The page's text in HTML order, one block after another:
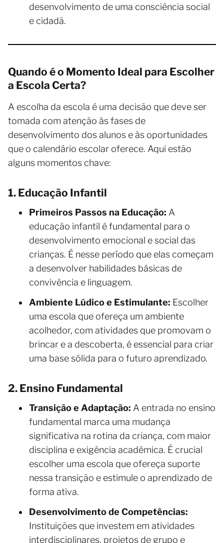
desenvolvimento de uma consciência social
e cidadã.
Quando é o Momento Ideal para Escolher
a Escola Certa?
A escolha da escola é uma decisão que deve ser
tomada com atenção às fases de
desenvolvimento dos alunos e às oportunidades
que o calendário escolar oferece. Aqui estão
alguns momentos chave:
1. Educação Infantil
Primeiros Passos na Educação: A
educação infantil é fundamental para o
desenvolvimento emocional e social das
crianças. É nesse período que elas começam
a desenvolver habilidades básicas de
convivência e linguagem.
Ambiente Lúdico e Estimulante: Escolher
uma escola que ofereça um ambiente
acolhedor, com atividades que promovam o
brincar e a descoberta, é essencial para criar
uma base sólida para o futuro aprendizado.
2. Ensino Fundamental
Transição e Adaptação: A entrada no ensino
fundamental marca uma mudança
significativa na rotina da criança, com maior
disciplina e exigência acadêmica. É crucial
escolher uma escola que ofereça suporte
nessa transição e estimule o aprendizado de
forma ativa.
Desenvolvimento de Competências:
Instituições que investem em atividades
interdisciplinares, projetos de grupo e